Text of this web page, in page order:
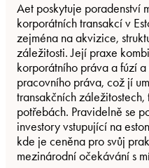
Aet poskytuje poradenství
korporátních transakcí v
zejména na akvizice,
záležitosti. Její praxe
korporátního práva a fúzí
pracovního práva, což jí
transakčních
potřebách. Pravidelně se
investory vstupující na
kde je ceněna pro svůj
mezinárodní očekávání s